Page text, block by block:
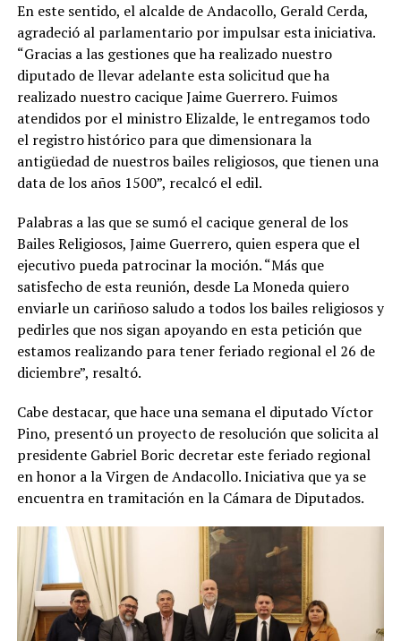
En este sentido, el alcalde de Andacollo, Gerald Cerda,
agradeció al parlamentario por impulsar esta iniciativa.
“Gracias a las gestiones que ha realizado nuestro
diputado de llevar adelante esta solicitud que ha
realizado nuestro cacique Jaime Guerrero. Fuimos
atendidos por el ministro Elizalde, le entregamos todo
el registro histórico para que dimensionara la
antigüedad de nuestros bailes religiosos, que tienen una
data de los años 1500”, recalcó el edil.
Palabras a las que se sumó el cacique general de los
Bailes Religiosos, Jaime Guerrero, quien espera que el
ejecutivo pueda patrocinar la moción. “Más que
satisfecho de esta reunión, desde La Moneda quiero
enviarle un cariñoso saludo a todos los bailes religiosos y
pedirles que nos sigan apoyando en esta petición que
estamos realizando para tener feriado regional el 26 de
diciembre”, resaltó.
Cabe destacar, que hace una semana el diputado Víctor
Pino, presentó un proyecto de resolución que solicita al
presidente Gabriel Boric decretar este feriado regional
en honor a la Virgen de Andacollo. Iniciativa que ya se
encuentra en tramitación en la Cámara de Diputados.